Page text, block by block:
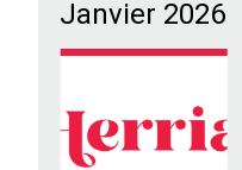
Janvier 2026